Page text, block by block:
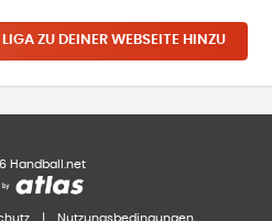
LIGA ZU DEINER WEBSEITE HINZU
Handball.net
Nutzungsbedingungen